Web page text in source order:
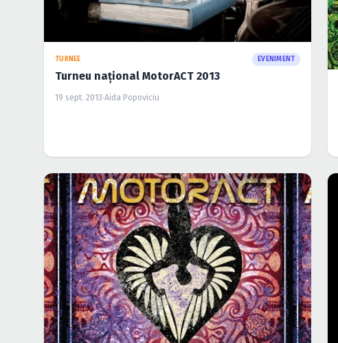
TURNEE EVENIMENT
Turneu naţional MotorACT 2013
19 sept. 2013·Aida Popoviciu